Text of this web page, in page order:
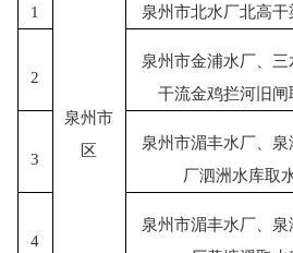
1
泉州市
区
泉州市北水厂北高干
2
泉州市金浦水厂、三
干流金鸡拦河旧闸
3
泉州市湄丰水厂、泉
厂泗洲水库取
4
泉州市湄丰水厂、泉